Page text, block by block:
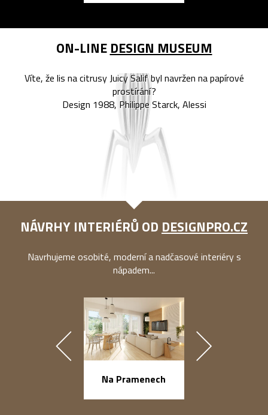
ON-LINE DESIGN MUSEUM
Víte, že lis na citrusy Juicy Salif byl navržen na papírové
prostírání?
Design 1988, Philippe Starck, Alessi
NÁVRHY INTERIÉRŮ OD DESIGNPRO.CZ
Navrhujeme osobité, moderní a nadčasové interiéry s
nápadem...
Na Pramenech